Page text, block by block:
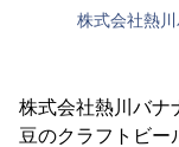
株式会社熱
株式会社熱川バナ
豆のクラフトビー